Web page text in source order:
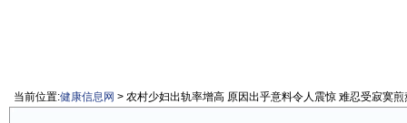
当前位置:健康信息网 > 农村少妇出轨率增高 原因出乎意料令人震惊 难忍受寂寞